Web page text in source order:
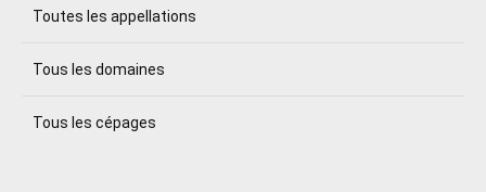
Toutes les appellations
Tous les domaines
Tous les cépages